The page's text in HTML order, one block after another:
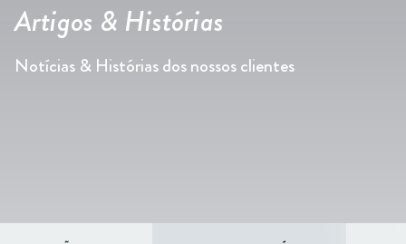
Artigos & Histórias
Notícias & Histórias dos nossos clientes